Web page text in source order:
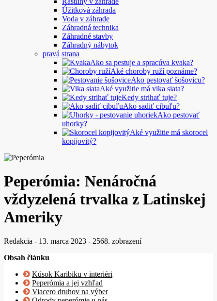
Úžitková záhrada
Voda v záhrade
Záhradná technika
Záhradné stavby
Záhradný nábytok
pravá strana
Ako sa pestuje a spracúva kvaka?
Aké choroby ruží poznáme?
Ako pestovať šošovicu?
Aké využitie má vika siata?
Kedy strihať tuje?
Ako sadiť cibuľu?
Ako pestovať
uhorky?
Aké využitie má skorocel
kopijovitý?
Peperómia: Nenáročná
vždyzelená trvalka z Latinskej
Ameriky
Redakcia - 13. marca 2023 - 2568. zobrazení
Obsah článku
Kúsok Karibiku v interiéri
Peperómia a jej vzhľad
Viacero druhov na výber